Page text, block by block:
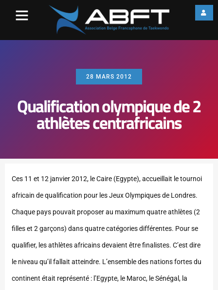
28 MARS 2012
Qualification olympique de 2
athlètes centrafricains
Ces 11 et 12 janvier 2012, le Caire (Egypte), accueillait le tournoi
africain de qualification pour les Jeux Olympiques de Londres.
Chaque pays pouvait proposer au maximum quatre athlètes (2
filles et 2 garçons) dans quatre catégories différentes. Pour se
qualifier, les athlètes africains devaient être finalistes. C’est dire
le niveau qu’il fallait atteindre. L’ensemble des nations fortes du
continent était représenté : l’Egypte, le Maroc, le Sénégal, la